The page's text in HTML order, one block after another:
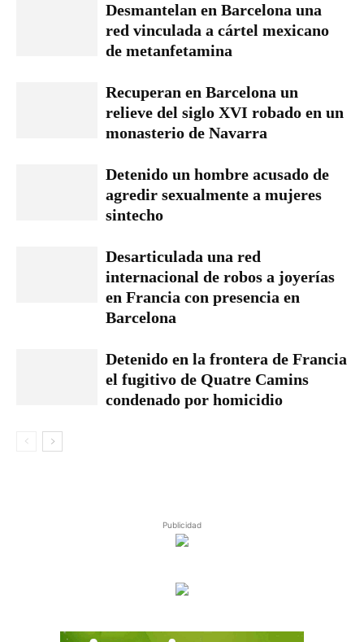
Desmantelan en Barcelona una
red vinculada a cártel mexicano
de metanfetamina
Recuperan en Barcelona un
relieve del siglo XVI robado en un
monasterio de Navarra
Detenido un hombre acusado de
agredir sexualmente a mujeres
sintecho
Desarticulada una red
internacional de robos a joyerías
en Francia con presencia en
Barcelona
Detenido en la frontera de Francia
el fugitivo de Quatre Camins
condenado por homicidio
Publicidad